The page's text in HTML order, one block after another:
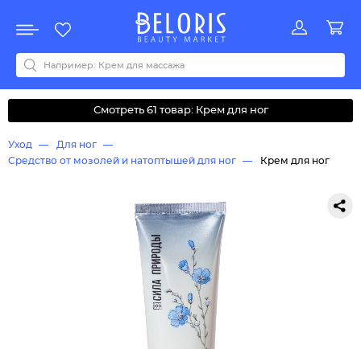
Акции
Все бренды
0-9ABCDEFGHIJKLMNOPQRSTUVWYZАБВДЗИМОКЛНПРСТУФ
Смотреть 61 товар: Крем для ног
Уход
Для ног
Средство от мозолей и натоптышей для ног
Крем для ног